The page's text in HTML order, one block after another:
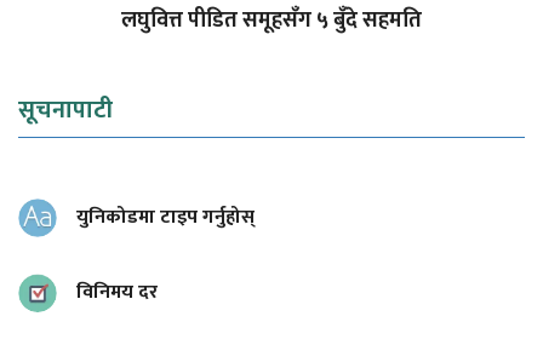
लघुवित्त पीडित समूहसँग ५ बुँदे सहमति
सूचनापाटी
युनिकोडमा टाइप गर्नुहोस्
विनिमय दर